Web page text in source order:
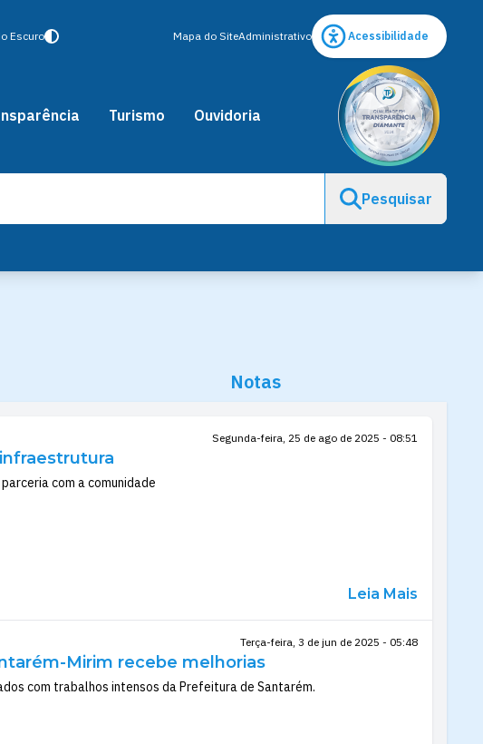
Escuro Mapa do SiteAdministrativo Acessibilidade
Turismo Ouvidoria
Pesquisar
Notas
Segunda-feira, 25 de ago de 2025 - 08:51
com a comunidade
Leia Mais
Terça-feira, 3 de jun de 2025 - 05:48
Mirim recebe melhorias
com trabalhos intensos da Prefeitura de Santarém.